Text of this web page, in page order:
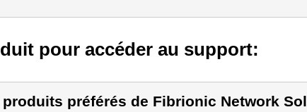
pour accéder au support:
produits préférés de Fibrionic Network